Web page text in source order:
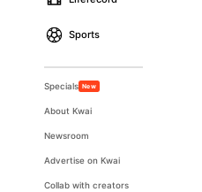
Sports
Specials New
About Kwai
Newsroom
Advertise on Kwai
Collab with creators